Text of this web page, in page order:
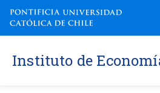
Instituto de